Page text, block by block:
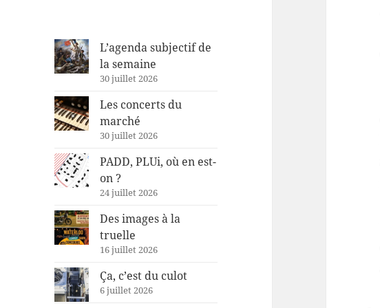
L’agenda subjectif de
la semaine
30 juillet 2026
Les concerts du
marché
30 juillet 2026
PADD, PLUi, où en est-
on ?
24 juillet 2026
Des images à la
truelle
16 juillet 2026
Ça, c’est du culot
6 juillet 2026